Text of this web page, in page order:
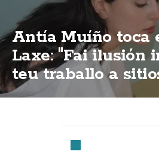
Antía Muíño toca
Laxe: "Fai ilusión
teu traballo a
sempre vas de